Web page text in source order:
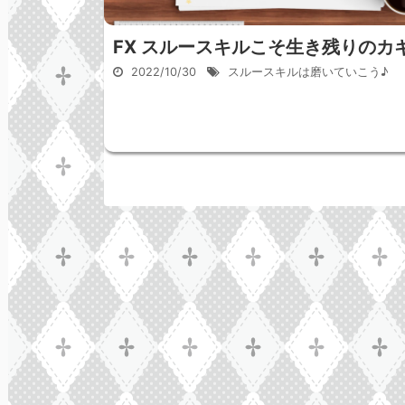
FX スルースキルこそ生き残りのカ
2022/10/30 スルースキルは磨いていこう♪